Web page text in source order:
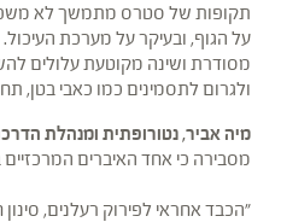
תקופות של סטרס מתמשך לא
על הגוף, ובעיקר על מערכת
מסודרת ושינה מקוטעת עלולים
ולגרום לתסמינים כמו כאבי בטן,
מיה אביר, נטורופתית ומנהלת
מסבירה כי אחד האיברים
"הכבד אחראי לפירוק רעלנים,